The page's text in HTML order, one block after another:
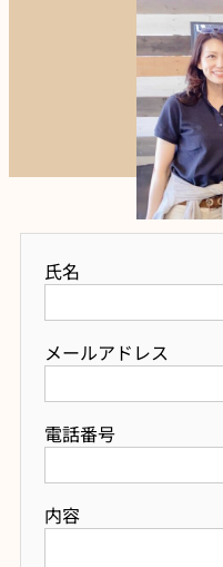
氏名
メールアドレス
電話番号
内容